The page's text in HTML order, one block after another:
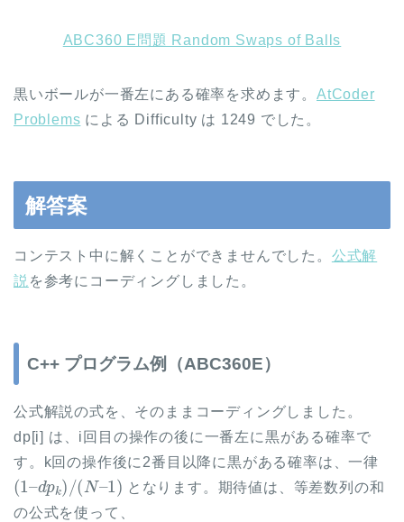
ABC360 E問題 Random Swaps of Balls
黒いボールが一番左にある確率を求めます。 AtCoder
Problems による Difficulty は 1249 でした。
解答案
コンテスト中に解くことができませんでした。 公式解
説 を参考にコーディングしました。
C++ プログラム例（ABC360E）
公式解説の式を、そのままコーディングしました。
dp[i] は、i回目の操作の後に一番左に黒がある確率で
す。k回の操作後に2番目以降に黒がある確率は、一律
(1 d pk )/ (N –
1)
となります。期待値は、等差数列の和
の公式を使って、